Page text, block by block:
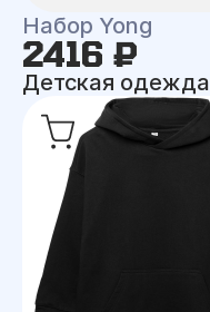
Набор Yong
2416 ₽
Детская одежда